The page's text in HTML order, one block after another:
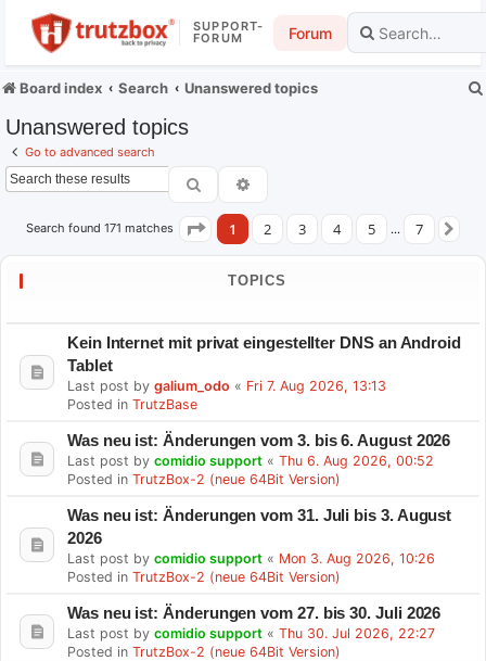
SUPPORT-
FORUM Forum
Board index Search Unanswered topics
Unanswered topics
Go to advanced search
Search
Search found 171 matches Page of
1 2 3 4 5 … 7
TOPICS
Kein Internet mit privat eingestellter DNS an Android
Tablet
Last post by galium_odo « Fri 7. Aug 2026, 13:13
Posted in TrutzBase
Was neu ist: Änderungen vom 3. bis 6. August 2026
Last post by comidio support « Thu 6. Aug 2026, 00:52
Posted in TrutzBox-2 (neue 64Bit Version)
Was neu ist: Änderungen vom 31. Juli bis 3. August
2026
Last post by comidio support « Mon 3. Aug 2026, 10:26
Posted in TrutzBox-2 (neue 64Bit Version)
Was neu ist: Änderungen vom 27. bis 30. Juli 2026
Last post by comidio support « Thu 30. Jul 2026, 22:27
Posted in TrutzBox-2 (neue 64Bit Version)